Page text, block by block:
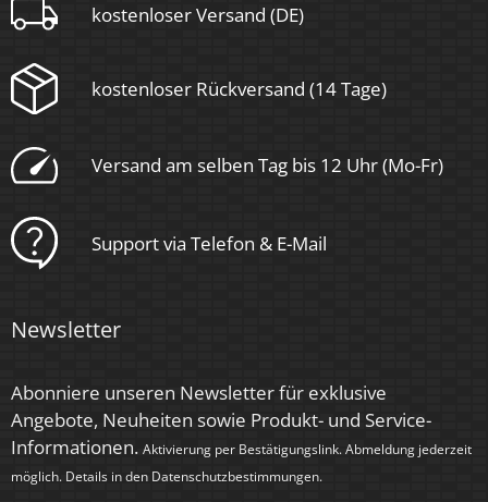
> 15.000
Anlaufzeit
< 1,00 Sek.
Zündzeit
< 0,5 Sek.
Farbkonsistenz
< 6 SDCM
Energieeffizienzklasse
Marke / Hersteller
Luxvenum
Herstellergarantie
kostenloser Versand (DE)
kostenloser Rückversand (14 Tage)
Versand am selben Tag bis 12 Uhr (Mo-Fr)
Support via Telefon & E-Mail
Newsletter
Abonniere unseren Newsletter für exklusive
Angebote, Neuheiten sowie Produkt- und Service-
Informationen. Aktivierung per Bestätigungslink. Abmeldung jederzeit
möglich. Details in den Datenschutzbestimmungen.